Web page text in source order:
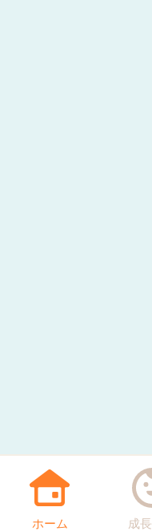
ホーム 成